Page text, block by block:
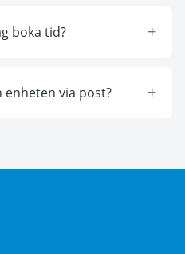
boka tid? +
enheten via post? +